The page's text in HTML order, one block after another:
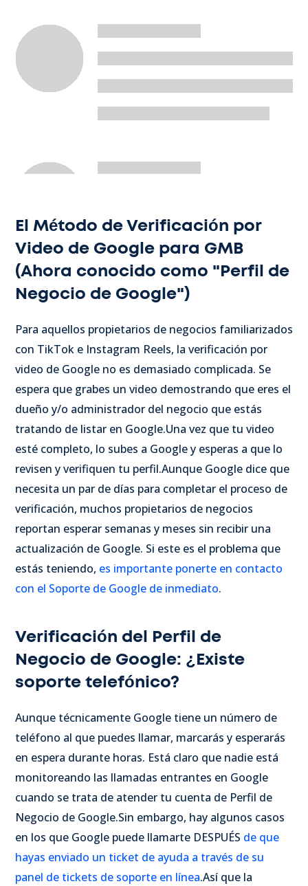
El Método de Verificación por
Video de Google para GMB
(Ahora conocido como "Perfil de
Negocio de Google")
Para aquellos propietarios de negocios familiarizados
con TikTok e Instagram Reels, la verificación por
video de Google no es demasiado complicada. Se
espera que grabes un video demostrando que eres el
dueño y/o administrador del negocio que estás
tratando de listar en Google.Una vez que tu video
esté completo, lo subes a Google y esperas a que lo
revisen y verifiquen tu perfil.Aunque Google dice que
necesita un par de días para completar el proceso de
verificación, muchos propietarios de negocios
reportan esperar semanas y meses sin recibir una
actualización de Google. Si este es el problema que
estás teniendo, es importante ponerte en contacto
con el Soporte de Google de inmediato.
Verificación del Perfil de
Negocio de Google: ¿Existe
soporte telefónico?
Aunque técnicamente Google tiene un número de
teléfono al que puedes llamar, marcarás y esperarás
en espera durante horas. Está claro que nadie está
monitoreando las llamadas entrantes en Google
cuando se trata de atender tu cuenta de Perfil de
Negocio de Google.Sin embargo, hay algunos casos
en los que Google puede llamarte DESPUÉS de que
hayas enviado un ticket de ayuda a través de su
panel de tickets de soporte en línea.Así que la